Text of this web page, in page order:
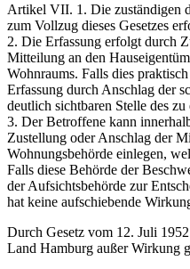
Artikel VII. 1. Die zuständigen
zum Vollzug dieses Gesetzes
2. Die Erfassung erfolgt durch
Mitteilung an den
Wohnraums. Falls dies
Erfassung durch Anschlag der
deutlich sichtbaren Stelle des
3. Der Betroffene kann
Zustellung oder Anschlag der
Wohnungsbehörde einlegen,
Falls diese Behörde der
der Aufsichtsbehörde zur
hat keine aufschiebende
Durch Gesetz vom 12. Juli
Land Hamburg außer Wirkung